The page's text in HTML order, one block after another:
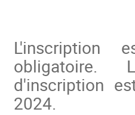
L'inscription
d'inscription
2024.